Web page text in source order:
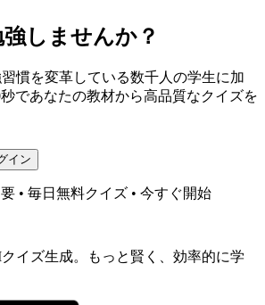
しませんか？
慣を変革している数千人の学生に加
であなたの教材から高品質なクイズを
イン
• 毎日無料クイズ • 今すぐ開始
イズ生成。もっと賢く、効率的に学